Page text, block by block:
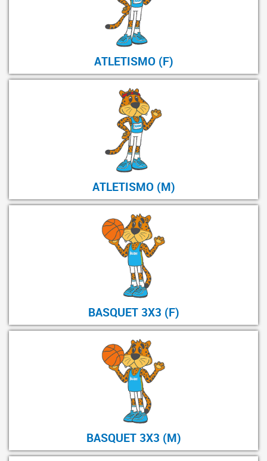
ATLETISMO (F)
ATLETISMO (M)
BASQUET 3X3 (F)
BASQUET 3X3 (M)